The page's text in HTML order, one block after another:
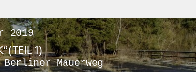
2019
1)
Mauerweg